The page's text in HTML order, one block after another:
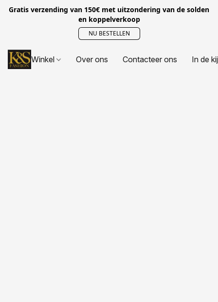
Gratis verzending van 150€ met uitzondering van de solden
en koppelverkoop
NU BESTELLEN
Winkel Over ons Contacteer ons In de